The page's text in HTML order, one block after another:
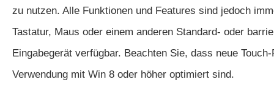
zu nutzen. Alle Funktionen und Features sind jedoch
Tastatur, Maus oder einem anderen Standard- oder
Eingabegerät verfügbar. Beachten Sie, dass neue
Verwendung mit Win 8 oder höher optimiert sind.